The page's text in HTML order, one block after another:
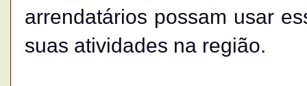
arrendatários possam usar
suas atividades na região.